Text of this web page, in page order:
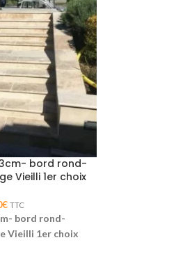
bord rond-
Vieilli 1er choix
€ TTC
bord rond-
Vieilli 1er choix